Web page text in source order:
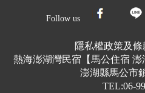
Follow us
隱私權政策及條
熱海澎湖灣民宿【馬公住宿
澎湖縣馬公市
TEL:06-